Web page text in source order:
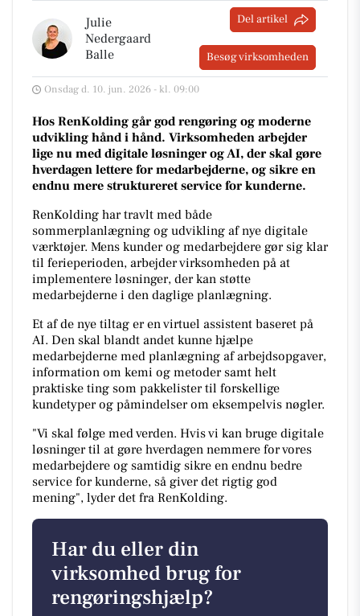
Julie
Nedergaard
Balle
Del artikel
Besøg virksomheden
Onsdag d. 10. jun. 2026 - kl. 09:00
Hos RenKolding går god rengøring og moderne
udvikling hånd i hånd. Virksomheden arbejder
lige nu med digitale løsninger og AI, der skal gøre
hverdagen lettere for medarbejderne, og sikre en
endnu mere struktureret service for kunderne.
RenKolding har travlt med både
sommerplanlægning og udvikling af nye digitale
værktøjer. Mens kunder og medarbejdere gør sig klar
til ferieperioden, arbejder virksomheden på at
implementere løsninger, der kan støtte
medarbejderne i den daglige planlægning.
Et af de nye tiltag er en virtuel assistent baseret på
AI. Den skal blandt andet kunne hjælpe
medarbejderne med planlægning af arbejdsopgaver,
information om kemi og metoder samt helt
praktiske ting som pakkelister til forskellige
kundetyper og påmindelser om eksempelvis nøgler.
"Vi skal følge med verden. Hvis vi kan bruge digitale
løsninger til at gøre hverdagen nemmere for vores
medarbejdere og samtidig sikre en endnu bedre
service for kunderne, så giver det rigtig god
mening", lyder det fra RenKolding.
Har du eller din
virksomhed brug for
rengøringshjælp?